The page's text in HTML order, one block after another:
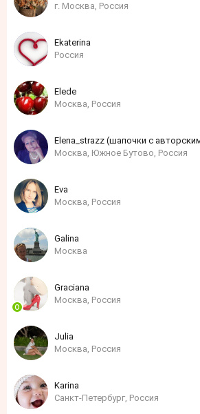
г. Москва, Россия
Ekaterina
Россия
Elede
Москва, Россия
Москва, Южное Бутово, Россия
Eva
Москва, Россия
Galina
Москва
Grаciаnа
Москва, Россия
Julia
Москва, Россия
Karina
Санкт-Петербург, Россия